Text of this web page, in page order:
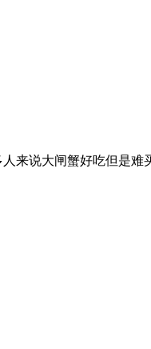
来说大闸蟹好吃但是难